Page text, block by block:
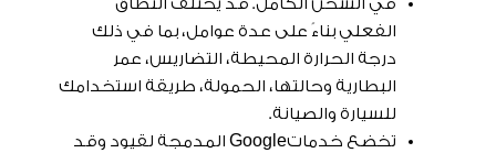
في الشحن الكامل. قد يختلف النطاق
الفعلي بناءً على عدة عوامل، بما في ذلك
درجة الحرارة المحيطة، التضاريس، عمر
البطارية وحالتها، الحمولة، طريقة استخدامك
للسيارة والصيانة.
تخضع خدماتGoogle المدمجة لقيود وقد